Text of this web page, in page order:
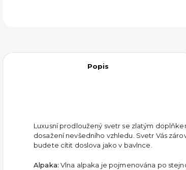
Popis
Luxusní prodloužený svetr se zlatým
dosažení nevšedního vzhledu. Svetr Vás
budete cítit doslova jako v bavlnce.
Alpaka: Vlna alpaka je pojmenována po